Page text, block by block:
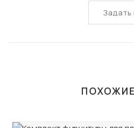
Задать